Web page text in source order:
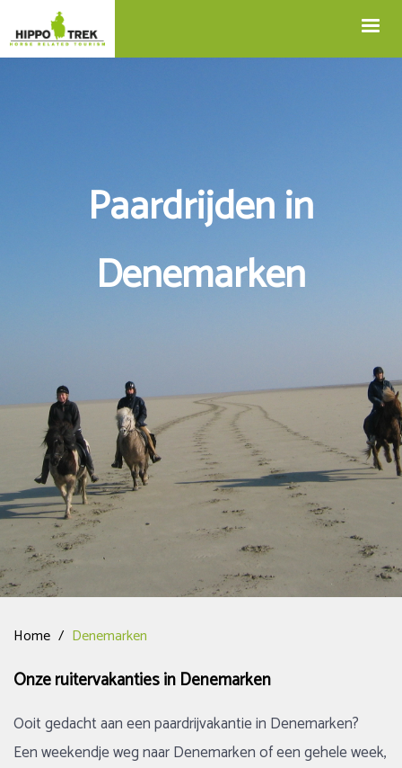
Paardrijden in
Denemarken
Home / Denemarken
Onze ruitervakanties in Denemarken
Ooit gedacht aan een paardrijvakantie in Denemarken?
Een weekendje weg naar Denemarken of een gehele week,